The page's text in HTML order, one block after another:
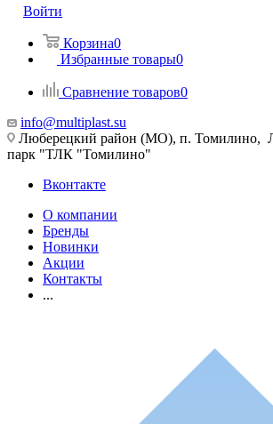
Войти
Корзина0
Избранные товары0
Сравнение товаров0
info@multiplast.su
Люберецкий район (МО), п. Томилино,
парк "ТЛК "Томилино"
Вконтакте
О компании
Бренды
Новинки
Акции
Контакты
...